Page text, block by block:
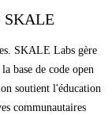
SKALE
SKALE Labs gère
base de code open
soutient l'éducation
communautaires